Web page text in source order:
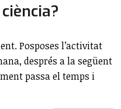
Posposes l’activitat
després a la següent
passa el temps i